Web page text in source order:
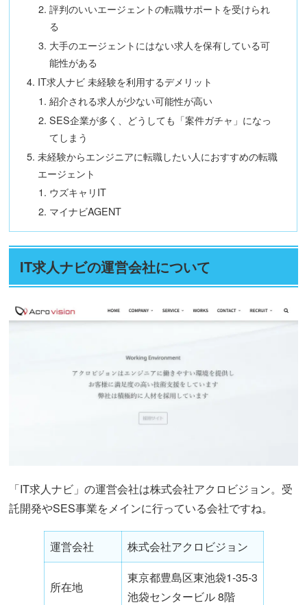
評判のいいエージェントの転職サポートを受けられ
る
大手のエージェントにはない求人を保有している可
能性がある
IT求人ナビ 未経験を利用するデメリット
紹介される求人が少ない可能性が高い
SES企業が多く、どうしても「案件ガチャ」になっ
てしまう
未経験からエンジニアに転職したい人におすすめの転職
エージェント
ウズキャリIT
マイナビAGENT
IT求人ナビの運営会社について
「IT求人ナビ」の運営会社は株式会社アクロビジョン。受
託開発やSES事業をメインに行っている会社ですね。
運営会社 株式会社アクロビジョン
所在地
東京都豊島区東池袋1-35-3
池袋センタービル 8階